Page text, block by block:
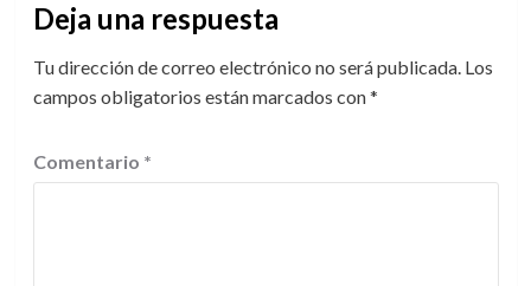
Deja una respuesta
Tu dirección de correo electrónico no será publicada. Los
campos obligatorios están marcados con*
Comentario *